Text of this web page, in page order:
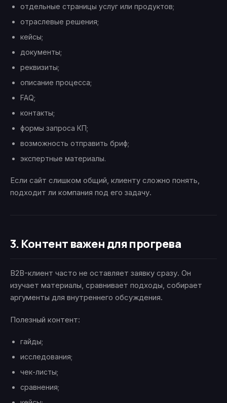
отдельные страницы услуг или продуктов;
отраслевые решения;
кейсы;
документы;
реквизиты;
описание процесса;
FAQ;
контакты;
формы запроса КП;
возможность отправить бриф;
экспертные материалы.
Если сайт слишком общий, клиенту сложно понять,
подходит ли компания под его задачу.
3. Контент важен для прогрева
B2B-клиент часто не оставляет заявку сразу. Он
изучает материалы, сравнивает подходы, собирает
аргументы для внутреннего обсуждения.
Полезный контент:
гайды;
исследования;
чек-листы;
сравнения;